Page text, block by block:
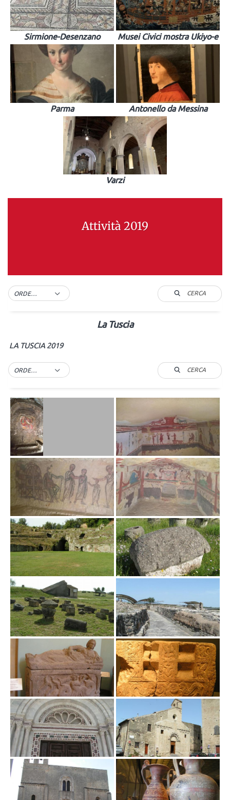
Sirmione-Desenzano Musei Civici mostra Ukiyo-e
Parma Antonello da Messina
Varzi
Attività 2019
ORDER BY DEFAULT CERCA
La Tuscia
LA TUSCIA 2019
ORDER BY DEFAULT CERCA